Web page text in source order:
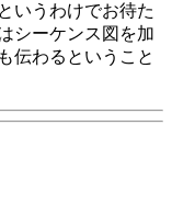
いうわけでお待た
シーケンス図を加
伝わるということ